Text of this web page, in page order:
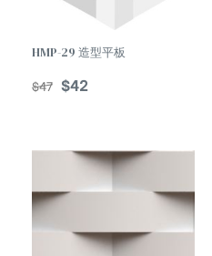
HMP-29 造型平板
$47 $42